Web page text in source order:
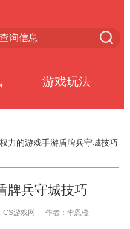
游戏玩法
权力的游戏手游盾牌兵守城技巧
牌兵守城技巧
CS游戏网 作者：李恩橙